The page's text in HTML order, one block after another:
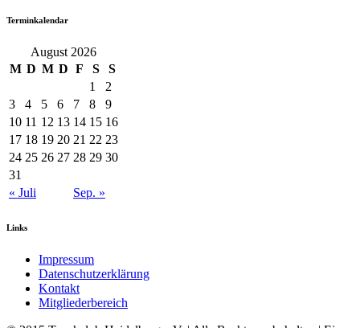
Terminkalendar
August 2026
M D M D F S
S
1
2
3
4 5 6 7 8
9
10 11 12 13 14 15 16
17 18 19 20 21 22 23
24 25 26 27 28 29 30
31
« Juli
Sep. »
Links
Impressum
Datenschutzerklärung
Kontakt
Mitgliederbereich